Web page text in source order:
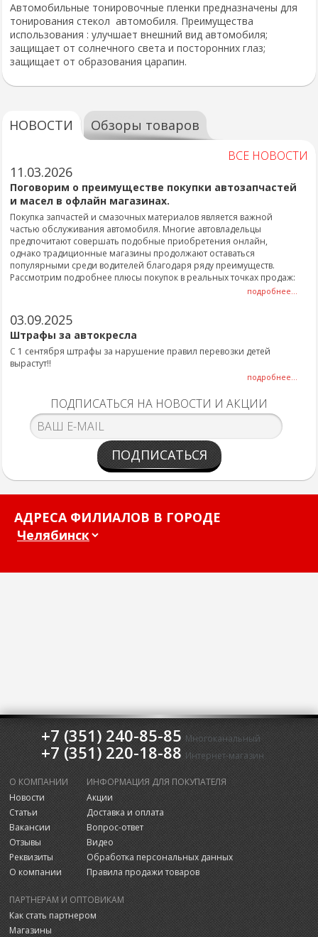
Автомобильные тонировочные пленки предназначены для
тонирования стекол автомобиля. Преимущества
использования : улучшает внешний вид автомобиля;
защищает от солнечного света и посторонних глаз;
защищает от образования царапин.
НОВОСТИ Обзоры товаров
ВСЕ НОВОСТИ
11.03.2026
Поговорим о преимуществе покупки автозапчастей
и масел в офлайн магазинах.
Покупка запчастей и смазочных материалов является важной
частью обслуживания автомобиля. Многие автовладельцы
предпочитают совершать подобные приобретения онлайн,
однако традиционные магазины продолжают оставаться
популярными среди водителей благодаря ряду преимуществ.
Рассмотрим подробнее плюсы покупок в реальных точках продаж:
подробнее...
03.09.2025
Штрафы за автокресла
С 1 сентября штрафы за нарушение правил перевозки детей
вырастут!!
подробнее...
ПОДПИСАТЬСЯ НА НОВОСТИ И АКЦИИ
ПОДПИСАТЬСЯ
АДРЕСА ФИЛИАЛОВ В ГОРОДЕ
+7 (351) 240-85-85 Многоканальный
+7 (351) 220-18-88 Интернет-магазин
О КОМПАНИИ
Новости
Статьи
Вакансии
Отзывы
Реквизиты
О компании
ИНФОРМАЦИЯ ДЛЯ ПОКУПАТЕЛЯ
Акции
Доставка и оплата
Вопрос-ответ
Видео
Обработка персональных данных
Правила продажи товаров
ПАРТНЕРАМ И ОПТОВИКАМ
Как стать партнером
Магазины